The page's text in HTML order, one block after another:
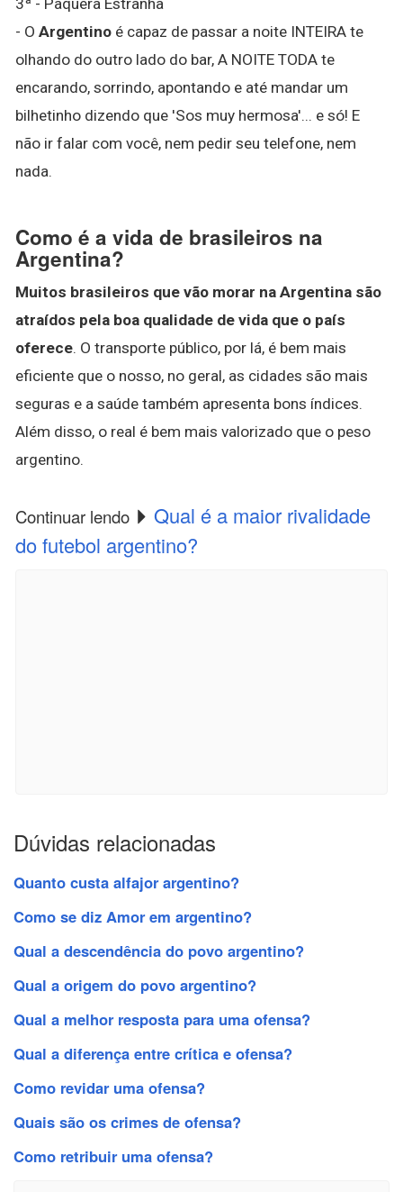
- O Argentino é capaz de passar a noite INTEIRA te
olhando do outro lado do bar, A NOITE TODA te
encarando, sorrindo, apontando e até mandar um
bilhetinho dizendo que 'Sos muy hermosa'... e só! E
não ir falar com você, nem pedir seu telefone, nem
nada.
Como é a vida de brasileiros na
Argentina?
Muitos brasileiros que vão morar na Argentina são
atraídos pela boa qualidade de vida que o país
oferece. O transporte público, por lá, é bem mais
eficiente que o nosso, no geral, as cidades são mais
seguras e a saúde também apresenta bons índices.
Além disso, o real é bem mais valorizado que o peso
argentino.
Continuar lendo
Qual é a maior rivalidade
do futebol argentino?
Dúvidas relacionadas
Quanto custa alfajor argentino?
Como se diz Amor em argentino?
Qual a descendência do povo argentino?
Qual a origem do povo argentino?
Qual a melhor resposta para uma ofensa?
Qual a diferença entre crítica e ofensa?
Como revidar uma ofensa?
Quais são os crimes de ofensa?
Como retribuir uma ofensa?